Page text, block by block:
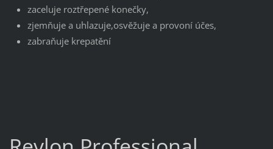
zaceluje roztřepené konečky,
zjemňuje a uhlazuje,osvěžuje a provoní účes,
zabraňuje krepatění